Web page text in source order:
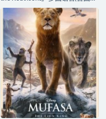
语)+多国字幕(含中文) 官方纯净收
藏版 720P/MKV/3.66G 动画片神
奇一家下载